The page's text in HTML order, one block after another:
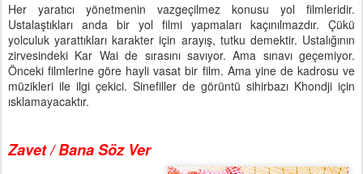
Her yaratıcı yönetmenin vazgeçilmez konusu yol filmleridir.
Ustalaştıkları anda bir yol filmi yapmaları kaçınılmazdır. Çükü
yolculuk yarattıkları karakter için arayış, tutku demektir. Ustalığının
zirvesindeki Kar Wai de sırasını savıyor. Ama sınavı geçemiyor.
Önceki filmlerine göre hayli vasat bir film. Ama yine de kadrosu ve
müzikleri ile ilgi çekici. Sinefiller de görüntü sihirbazı Khondji için
ısklamayacaktır.
Zavet / Bana Söz Ver